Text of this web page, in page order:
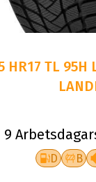
HR17 TL 95H
9
D B